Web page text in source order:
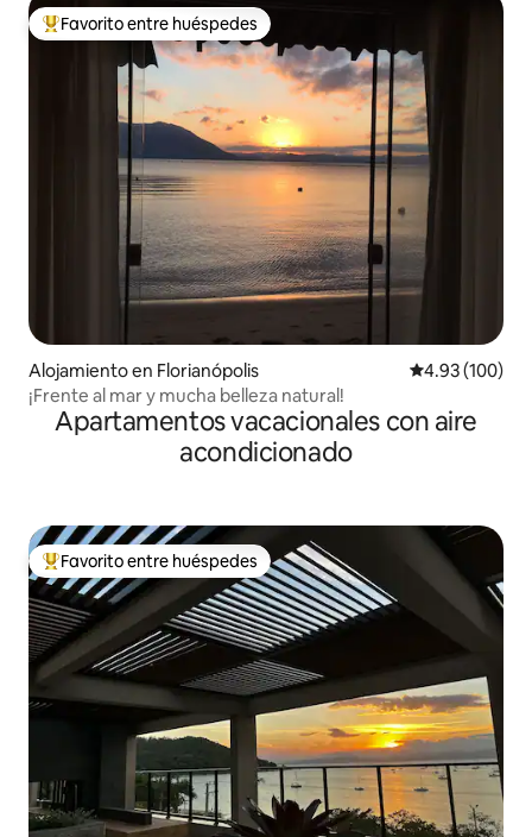
Favorito entre huéspedes preferido
Favorito entre huéspedes
Alojamiento en Florianópolis Calificación
4.93 (100)
¡Frente al mar y mucha belleza natural!
Apartamentos vacacionales con aire
acondicionado
Favorito entre huéspedes preferido
Favorito entre huéspedes